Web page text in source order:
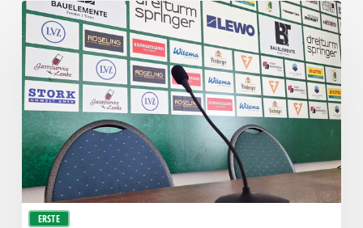
ERSTE
Pressegespräch
vor
RSV
Eintracht
1949
–
Chemie